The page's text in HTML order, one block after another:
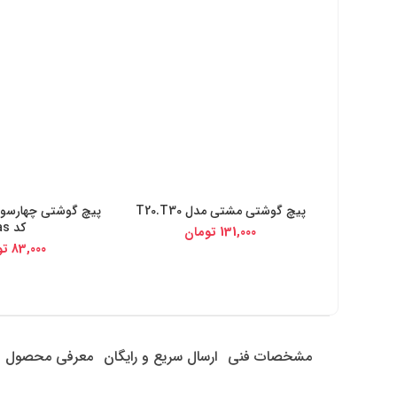
خرید از دیجی کالا
پیچ گوشتی مشتی مدل T20.T30
131,000 تومان
خرید از
کد as
83,000
مشخصات فنی ارسال سریع و رایگان معرفی محصول